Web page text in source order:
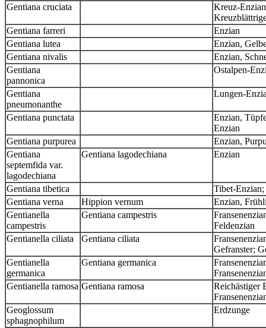
Gentiana cruciata
Kreuz-
Gentiana farreri
Enzian
Gentiana lutea
Enzian,
Gentiana nivalis
Enzian,
Gentiana
pannonica
Ostalpen-
Gentiana
pneumonanthe
Lungen-
Gentiana punctata
Enzian,
Enzian
Gentiana purpurea
Enzian,
Gentiana
septemfida var.
lagodechiana
Gentiana lagodechiana Enzian
Gentiana tibetica
Tibet-
Gentiana verna
Hippion vernum
Enzian,
Gentianella
campestris
Gentiana campestris
Feldenzian
Gentianella ciliata
Gentiana ciliata
Gefranster;
Gentianella
germanica
Gentiana germanica
Gentianella ramosa Gentiana ramosa
Reichästiger
Geoglossum
sphagnophilum
Erdzunge